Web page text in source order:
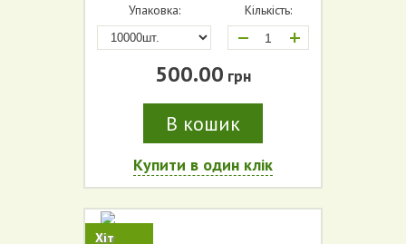
Упаковка: Кількість:
+
500.00 грн
В кошик
Купити в один клік
Хіт